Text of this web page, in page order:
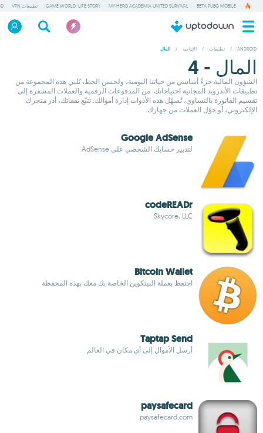
BETA PUBG MOBILE
MY HERO ACADEMIA UNITED SURVIVAL
GAME WORLD: LIFE STORY تطبيقات VPN
ANDROID
/ تطبيقات / الإنتاجية / المال
المال - 4
الشؤون المالية جزءٌ أساسي من حياتنا اليومية، ولحسن الحظ، تُلبي هذه المجموعة من
تطبيقات الأندرويد المجانية احتياجاتك. من المدفوعات الرقمية والعملات المشفرة إلى
تقسيم الفاتورة بالتساوي، تُسهّل هذه الأدوات إدارة أموالك. تتبّع نفقاتك، أدر متجرك
الإلكتروني، أو حوّل العملات من جهازك.
Google AdSense
لتدبير حسابك الشخصي على AdSense
codeREADr
Skycore, LLC
Bitcoin Wallet
احتفظ بعملة البيتكوين الخاصة بك معك بهذه المحفظة
Taptap Send
أرسل الأموال إلى أي مكان في العالم
paysafecard
paysafecard.com